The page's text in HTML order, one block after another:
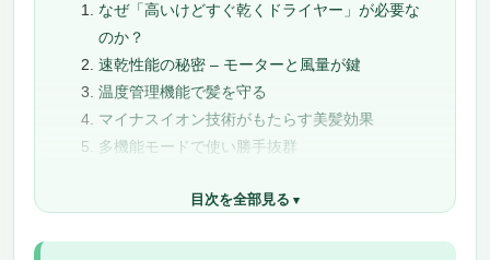
なぜ「高いけどすぐ乾くドライヤー」が必要な
のか？
速乾性能の秘密 – モーターと風量が鍵
温度管理機能で髪を守る
マイナスイオン技術がもたらす美髪効果
多機能モードで使い勝手抜群
デザインとブランドの信頼性
目次を全部見る